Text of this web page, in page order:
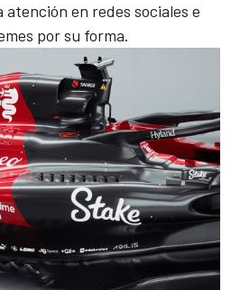
en redes sociales e
por su forma.